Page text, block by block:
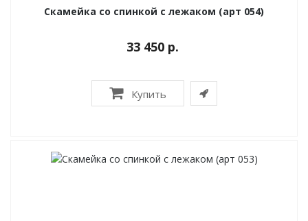
Скамейка со спинкой с лежаком (арт 054)
33 450 р.
Купить